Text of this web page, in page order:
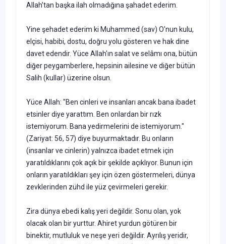
Allah'tan başka ilah olmadığına şahadet ederim.
Yine şehadet ederim ki Muhammed (sav) O'nun kulu,
elçisi, habibi, dostu, doğru yolu gösteren ve hak dine
davet edendir. Yüce Allah'ın salat ve selâmı ona, bütün
diğer peygamberlere, hepsinin ailesine ve diğer bütün
Salih (kullar) üzerine olsun.
Yüce Allah: "Ben cinleri ve insanları ancak bana ibadet
etsinler diye yarattım. Ben onlardan bir rızk
istemiyorum. Bana yedirmelerini de istemiyorum."
(Zariyat: 56, 57) diye buyurmaktadır. Bu onların
(insanlar ve cinlerin) yalnızca ibadet etmek için
yaratıldıklarını çok açık bir şekilde açıklıyor. Bunun için
onların yaratıldıkları şey için özen göstermeleri, dünya
zevklerinden zühd ile yüz çevirmeleri gerekir.
Zira dünya ebedi kalış yeri değildir. Sonu olan, yok
olacak olan bir yurttur. Ahiret yurdun götüren bir
binektir, mutluluk ve neşe yeri değildir. Ayrılış yeridir,